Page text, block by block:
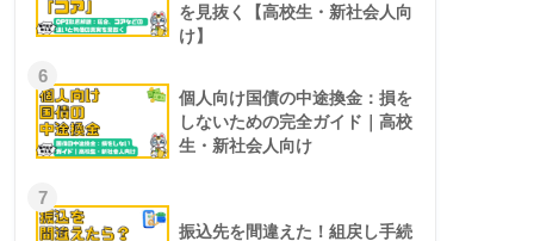
を見抜く【高校生・新社会人向
け】
6
個人向け国債の中途換金：損を
しないための完全ガイド｜高校
生・新社会人向け
7
振込先を間違えた！組戻し手続